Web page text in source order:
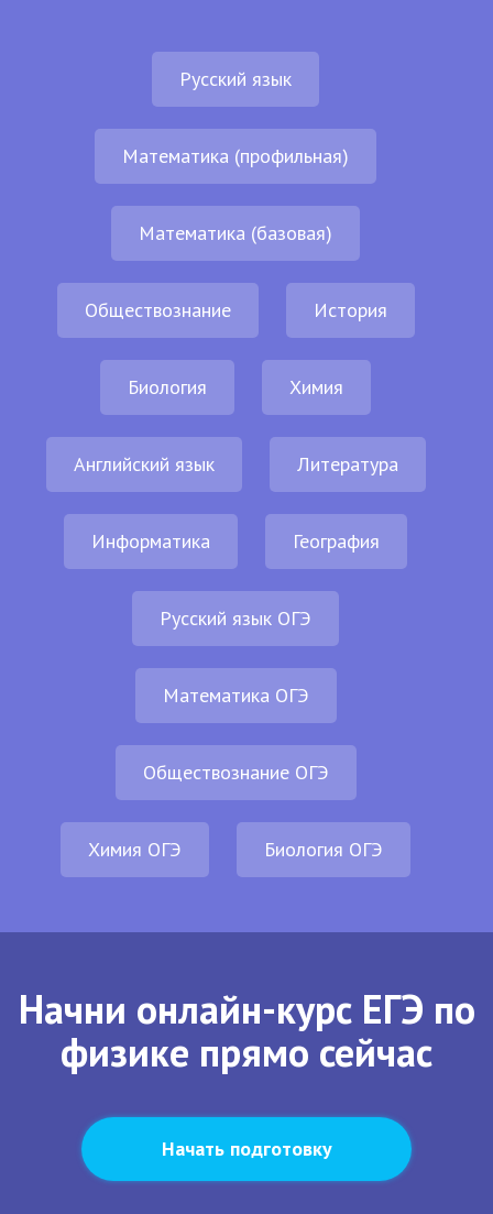
Русский язык
Математика (профильная)
Математика (базовая)
Обществознание История
Биология Химия
Английский язык Литература
Информатика География
Русский язык ОГЭ
Математика ОГЭ
Обществознание ОГЭ
Химия ОГЭ Биология ОГЭ
Начни онлайн-курс ЕГЭ по
физике прямо сейчас
Начать подготовку